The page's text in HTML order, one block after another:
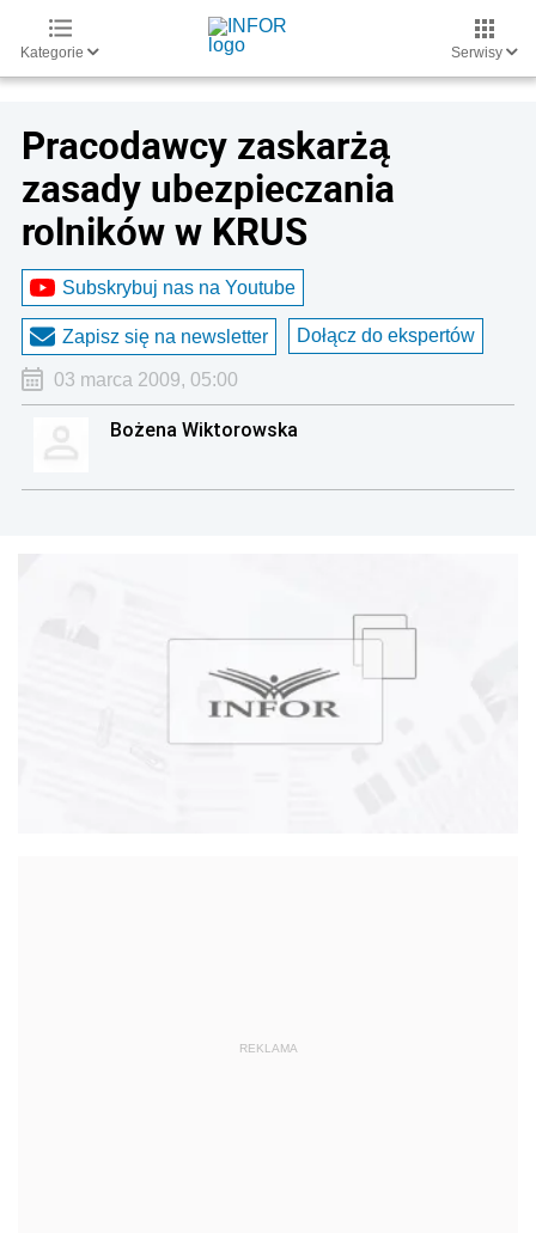
Kategorie Serwisy
Pracodawcy zaskarżą
zasady ubezpieczania
rolników w KRUS
Subskrybuj nas na Youtube
Zapisz się na newsletter Dołącz do ekspertów
03 marca 2009, 05:00
Bożena Wiktorowska